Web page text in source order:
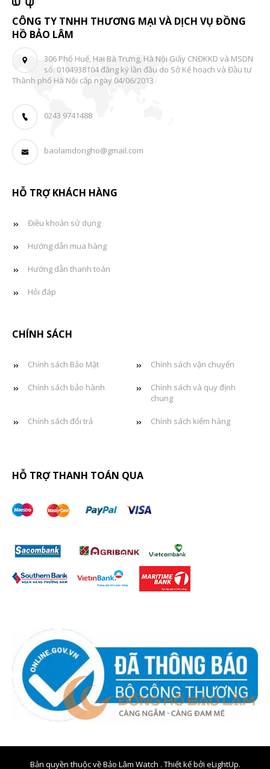
CÔNG TY TNHH THƯƠNG MẠI VÀ DỊCH VỤ ĐỒNG
HỒ BẢO LÂM
306 Phố Huế, Hai Bà Trưng, Hà Nội Giấy CNĐKKD và MSDN
số: 0104938104 đăng ký lần đầu do Sở Kế hoạch và Đầu tư
Thành phố Hà Nội cấp ngày 04/06/2013
0243 9741488
baolamdongho@gmail.com
HỖ TRỢ KHÁCH HÀNG
Điều khoản sử dụng
Hướng dẫn mua hàng
Hướng dẫn thanh toán
Hỏi đáp
CHÍNH SÁCH
Chính sách Bảo Mật Chính sách vận chuyển
Chính sách bảo hành
Chính sách và quy định
chung
Chính sách đổi trả Chính sách kiểm hàng
HỖ TRỢ THANH TOÁN QUA
Bản quyền thuộc về Bảo Lâm Watch . Thiết kế bởi eLightUp.